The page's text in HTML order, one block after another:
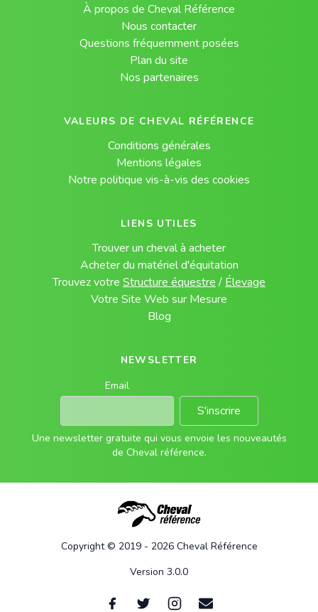
À propos de Cheval Référence
Nous contacter
Questions fréquemment posées
Plan du site
Nos partenaires
VALEURS DE CHEVAL RÉFÉRENCE
Conditions générales
Mentions légales
Notre politique vis-à-vis des cookies
LIENS UTILES
Trouver un cheval à acheter
Acheter du matériel d'équitation
Trouvez votre Structure équestre / Élevage
Votre Site Web sur Mesure
Blog
NEWSLETTER
Email
S'inscrire
Une newsletter gratuite qui vous envoie les nouveautés
de Cheval référence.
Copyright © 2019 - 2026 Cheval Référence
Version 3.0.0